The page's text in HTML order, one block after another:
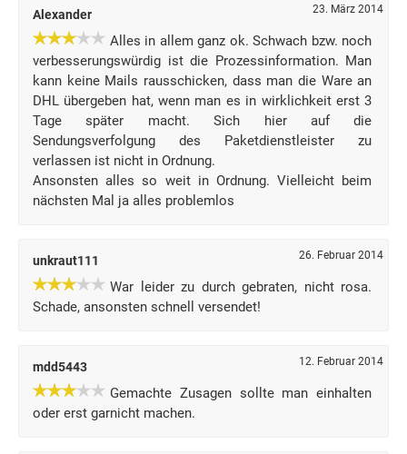
Alexander 23. März 2014
Alles in allem ganz ok. Schwach bzw. noch
verbesserungswürdig ist die Prozessinformation. Man
kann keine Mails rausschicken, dass man die Ware an
DHL übergeben hat, wenn man es in wirklichkeit erst 3
Tage später macht. Sich hier auf die
Sendungsverfolgung des Paketdienstleister zu
verlassen ist nicht in Ordnung.
Ansonsten alles so weit in Ordnung. Vielleicht beim
nächsten Mal ja alles problemlos
unkraut111 26. Februar 2014
War leider zu durch gebraten, nicht rosa.
Schade, ansonsten schnell versendet!
mdd5443 12. Februar 2014
Gemachte Zusagen sollte man einhalten
oder erst garnicht machen.